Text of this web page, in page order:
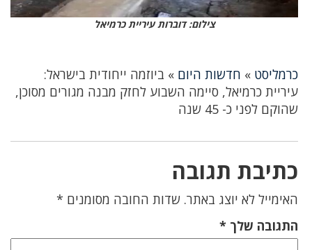
צילום: דוברות עיריית כרמיאל
כרמליסט » חדשות היום » ביוזמה ייחודית בישראל:
עיריית כרמיאל, סיימה השבוע לחזק מבנה מגורים מסוכן,
שהוקם לפני כ- 45 שנה
כתיבת תגובה
האימייל לא יוצג באתר. שדות החובה מסומנים *
התגובה שלך *